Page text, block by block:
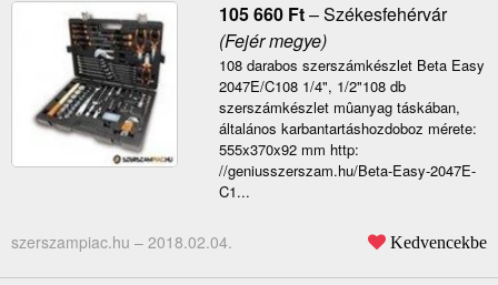
105 660 Ft–Székesfehérvár
(Fejér megye)
108 darabos szerszámkészlet Beta Easy
2047E/C108 1/4", 1/2"108 db
szerszámkészlet mûanyag táskában,
általános karbantartáshozdoboz mérete:
555x370x92 mm http:
//geniusszerszam.hu/Beta-Easy-2047E-
C1...
szerszampiac.hu – 2018.02.04. Kedvencekbe